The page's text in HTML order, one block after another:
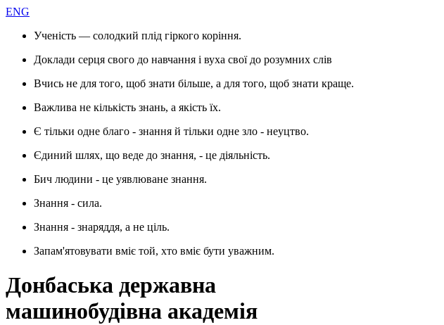
ENG
Ученість — солодкий плід гіркого коріння.
Доклади серця свого до навчання і вуха свої до розумних слів
Вчись не для того, щоб знати більше, а для того, щоб знати краще.
Важлива не кількість знань, а якість їх.
Є тільки одне благо - знання й тільки одне зло - неуцтво.
Єдиний шлях, що веде до знання, - це діяльність.
Бич людини - це уявлюване знання.
Знання - сила.
Знання - знаряддя, а не ціль.
Запам'ятовувати вміє той, хто вміє бути уважним.
Донбаська державна
машинобудівна академія